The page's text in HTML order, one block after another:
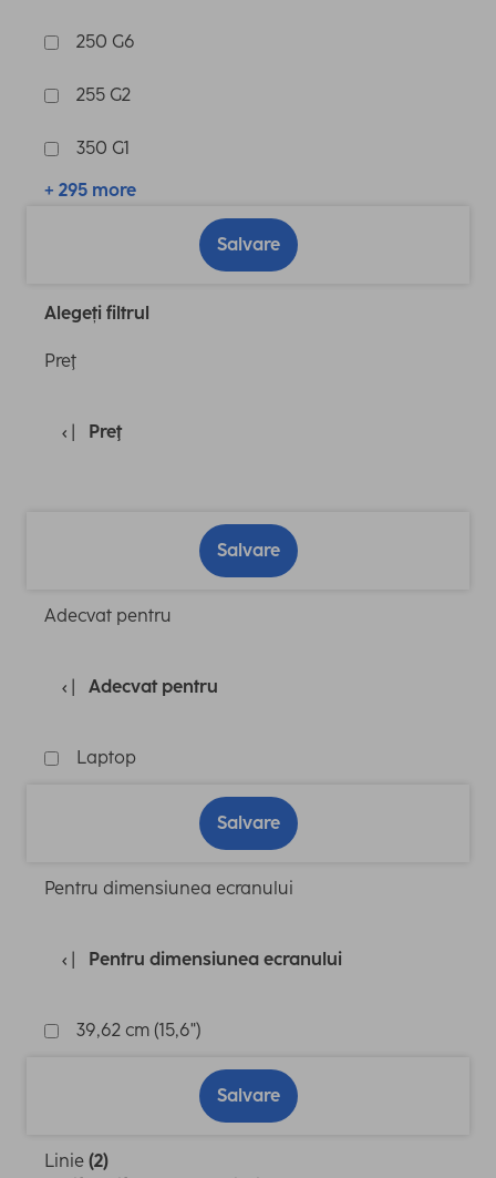
250 G6
255 G2
350 G1
+ 295 more
Salvare
Alegeți filtrul
Preţ
Preţ
Salvare
Adecvat pentru
Adecvat pentru
Laptop
Salvare
Pentru dimensiunea ecranului
Pentru dimensiunea ecranului
39,62 cm (15,6")
Salvare
Linie (2)